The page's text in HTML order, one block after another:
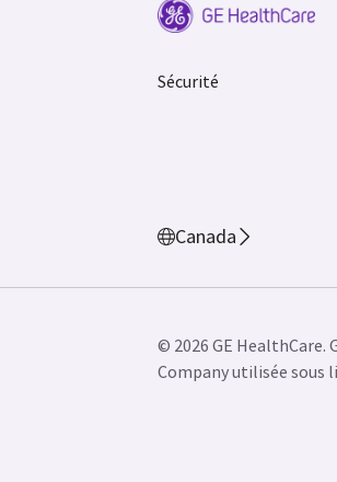
Sécurité
Canada
© 2026 GE HealthCare.
Company utilisée sous